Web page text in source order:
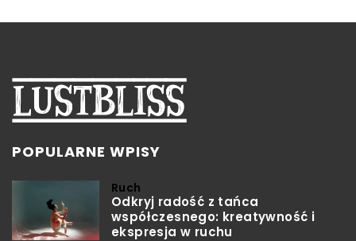
POPULARNE WPISY
Ruch
Odkryj radość z tańca
współczesnego: kreatywność i
ekspresja w ruchu